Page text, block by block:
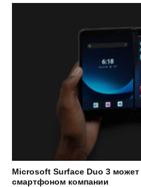
Microsoft Surface Duo 3
смартфоном компании